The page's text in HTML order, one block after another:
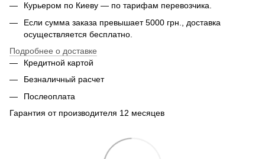
Курьером по Киеву — по тарифам перевозчика.
Если сумма заказа превышает 5000 грн., доставка
осуществляется бесплатно.
Подробнее о доставке
Кредитной картой
Безналичный расчет
Послеоплата
Гарантия от производителя 12 месяцев